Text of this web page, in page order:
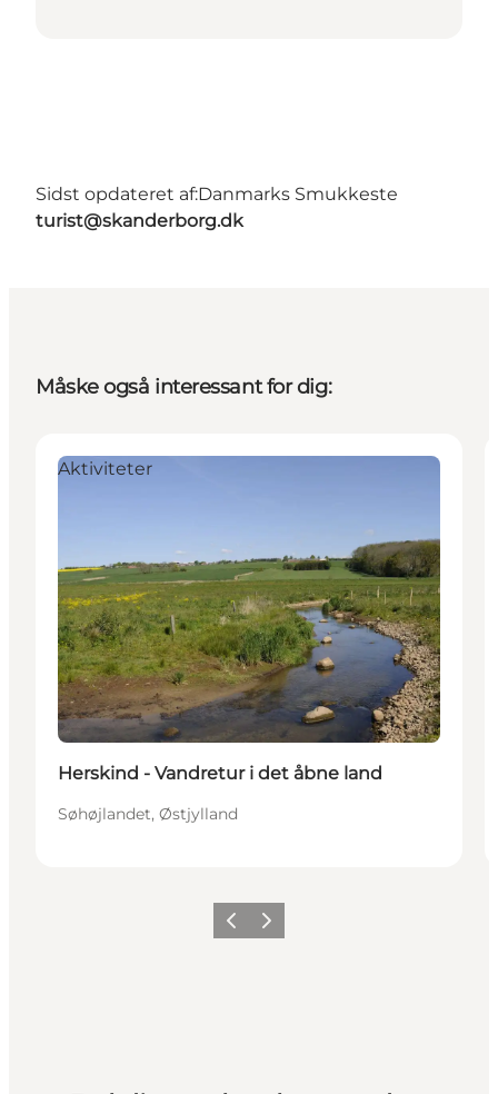
Sidst opdateret af:Danmarks Smukkeste
turist@skanderborg.dk
Måske også interessant for dig:
Aktiviteter
Herskind - Vandretur i det åbne land
Søhøjlandet, Østjylland
Forrige billede
Næste billede